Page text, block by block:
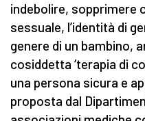
indebolire, sopprimere
sessuale, l’identità di
genere di un bambino,
cosiddetta ‘terapia di
una persona sicura e
proposta dal